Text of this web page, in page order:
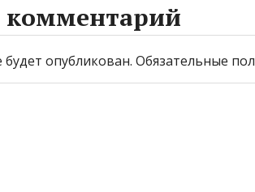
комментарий
опубликован. Обязательные